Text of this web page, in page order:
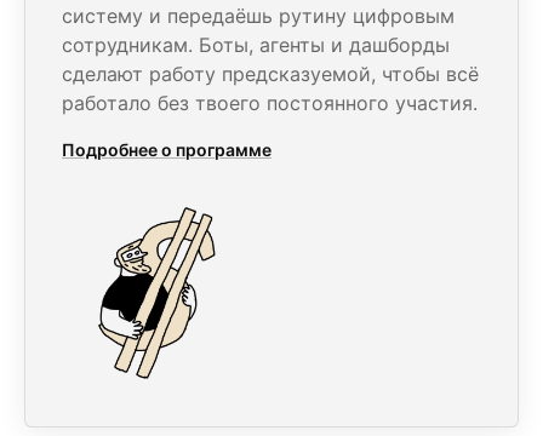
систему и передаёшь рутину цифровым
сотрудникам. Боты, агенты и дашборды
сделают работу предсказуемой, чтобы всё
работало без твоего постоянного участия.
Подробнее о программе